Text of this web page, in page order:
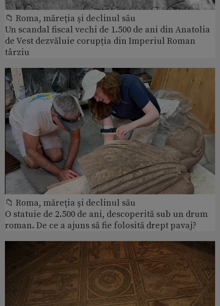
📁 Roma, măreţia şi declinul său
Un scandal fiscal vechi de 1.500 de ani din Anatolia
de Vest dezvăluie corupția din Imperiul Roman
târziu
📁 Roma, măreţia şi declinul său
O statuie de 2.500 de ani, descoperită sub un drum
roman. De ce a ajuns să fie folosită drept pavaj?